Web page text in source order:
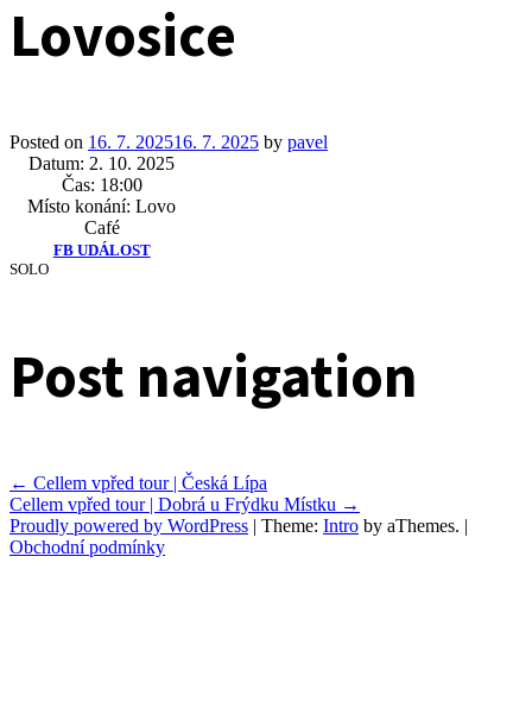
Lovosice
Posted on 16. 7. 202516. 7. 2025 by pavel
Datum: 2. 10. 2025
Čas: 18:00
Místo konání:Lovo
Café
FB UDÁLOST
SOLO
Post navigation
← Cellem vpřed tour | Česká Lípa
Cellem vpřed tour | Dobrá u Frýdku Místku →
Proudly powered by WordPress | Theme: Intro by aThemes. |
Obchodní podmínky